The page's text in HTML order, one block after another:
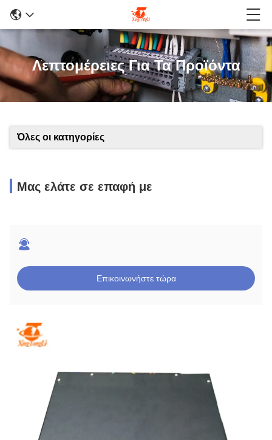
Λεπτομέρειες Για Τα Προϊόντα
Όλες οι κατηγορίες
Μας ελάτε σε επαφή με
Επικοινωνήστε τώρα